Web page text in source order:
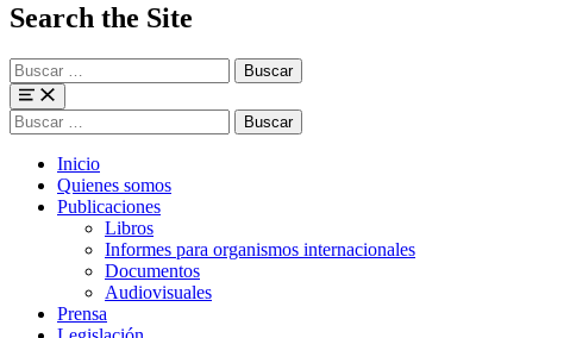
Search the Site
Buscar
para:
Menu
Buscar
para:
Inicio
Quienes somos
Publicaciones
Libros
Informes para organismos internacionales
Documentos
Audiovisuales
Prensa